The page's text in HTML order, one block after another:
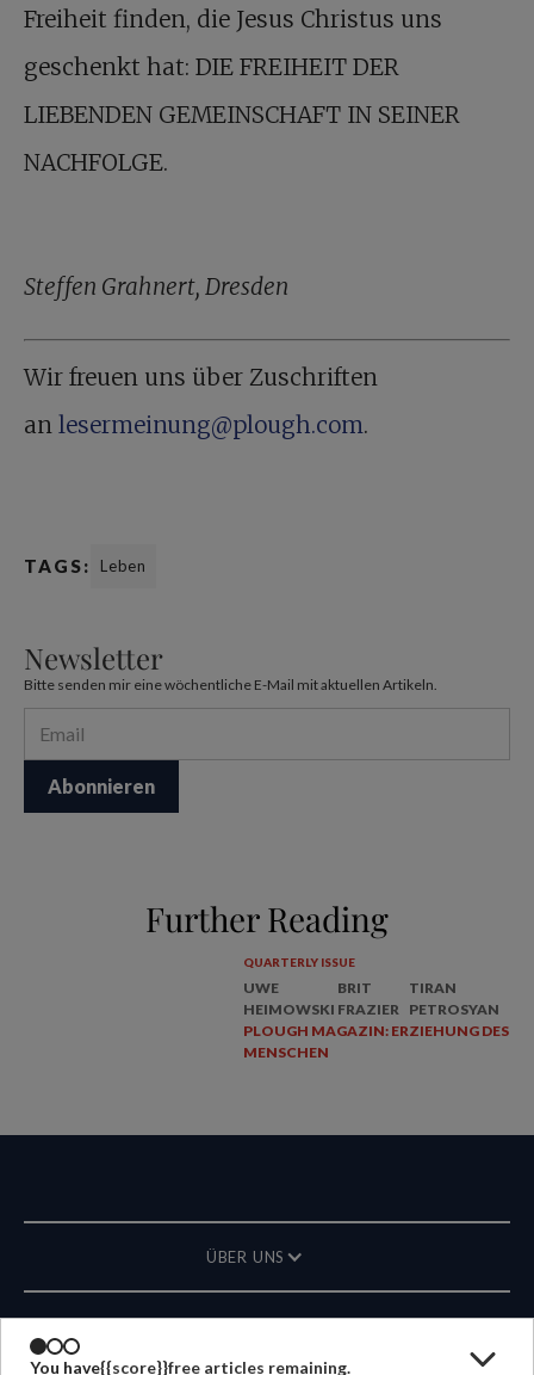
You have{{score}}free articles remaining.
Freiheit finden, die Jesus Christus uns
geschenkt hat: DIE FREIHEIT DER
LIEBENDEN GEMEINSCHAFT IN SEINER
NACHFOLGE.
Steffen Grahnert, Dresden
Wir freuen uns über Zuschriften
an lesermeinung@plough.com.
TAGS: Leben
Newsletter
Bitte senden mir eine wöchentliche E-Mail mit aktuellen Artikeln.
Further Reading
QUARTERLY ISSUE
UWE
HEIMOWSKI
BRIT
FRAZIER
TIRAN
PETROSYAN
PLOUGH MAGAZIN: ERZIEHUNG DES
MENSCHEN
ÜBER UNS